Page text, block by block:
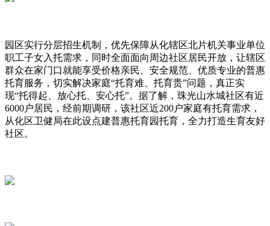
园区实行分层招生机制，优先保障从化辖区北片机关事业单位
职工子女入托需求，同时全面面向周边社区居民开放，让辖区
群众在家门口就能享受价格亲民、安全规范、优质专业的普惠
托育服务，切实解决家庭“托育难、托育贵”问题，真正实
现“托得起、放心托、安心托”。据了解，珠光山水城社区有近
6000户居民，经前期调研，该社区近200户家庭有托育需求，
从化区卫健局在此设点建普惠托育园托育，全力打造生育友好
社区。